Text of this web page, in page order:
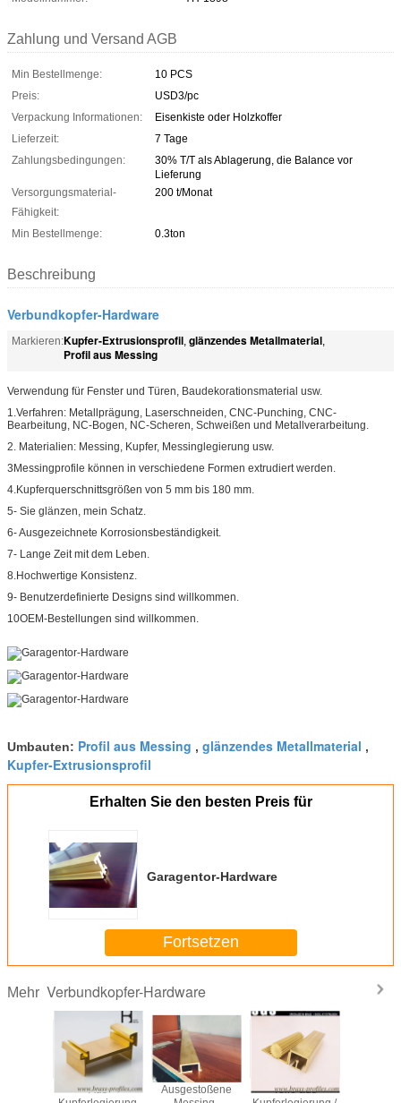
Zahlung und Versand AGB
Min Bestellmenge:
10 PCS
Preis:
USD3/pc
Verpackung Informationen:
Eisenkiste oder Holzkoffer
Lieferzeit:
7 Tage
Zahlungsbedingungen:
30% T/T als Ablagerung, die Balance vor
Lieferung
Versorgungsmaterial-
Fähigkeit:
200 t/Monat
Min Bestellmenge: 0.3ton
Beschreibung
Verbundkopfer-Hardware
Markieren:Kupfer-Extrusionsprofil, glänzendes Metallmaterial,
Profil aus Messing
Verwendung für Fenster und Türen, Baudekorationsmaterial usw.
1.Verfahren: Metallprägung, Laserschneiden, CNC-Punching, CNC-
Bearbeitung, NC-Bogen, NC-Scheren, Schweißen und Metallverarbeitung.
2. Materialien: Messing, Kupfer, Messinglegierung usw.
3Messingprofile können in verschiedene Formen extrudiert werden.
4.Kupferquerschnittsgrößen von 5 mm bis 180 mm.
5- Sie glänzen, mein Schatz.
6- Ausgezeichnete Korrosionsbeständigkeit.
7- Lange Zeit mit dem Leben.
8.Hochwertige Konsistenz.
9- Benutzerdefinierte Designs sind willkommen.
10OEM-Bestellungen sind willkommen.
Umbauten: Profil aus Messing , glänzendes Metallmaterial ,
Kupfer-Extrusionsprofil
Erhalten Sie den besten Preis für
Garagentor-Hardware
Fortsetzen
Mehr Verbundkopfer-Hardware
Aus
Ausgestoßene
Teile aus